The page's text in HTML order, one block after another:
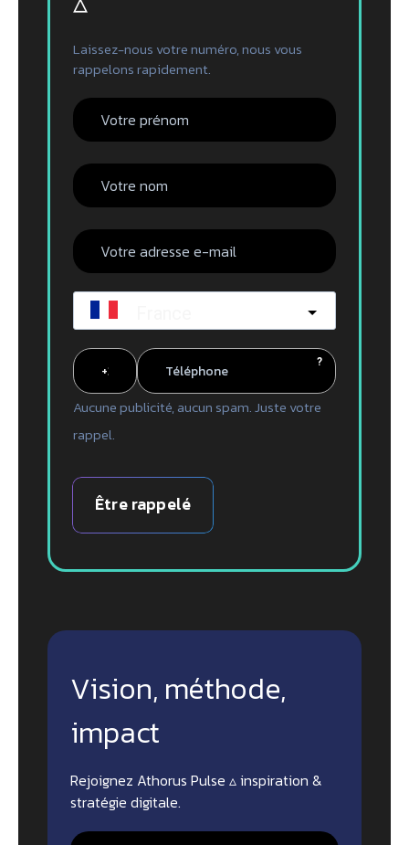
Laissez-nous votre numéro, nous vous
rappelons rapidement.
?
Aucune publicité, aucun spam. Juste votre
rappel.
Être rappelé
Vision, méthode,
impact
Rejoignez Athorus Pulse ▵ inspiration &
stratégie digitale.